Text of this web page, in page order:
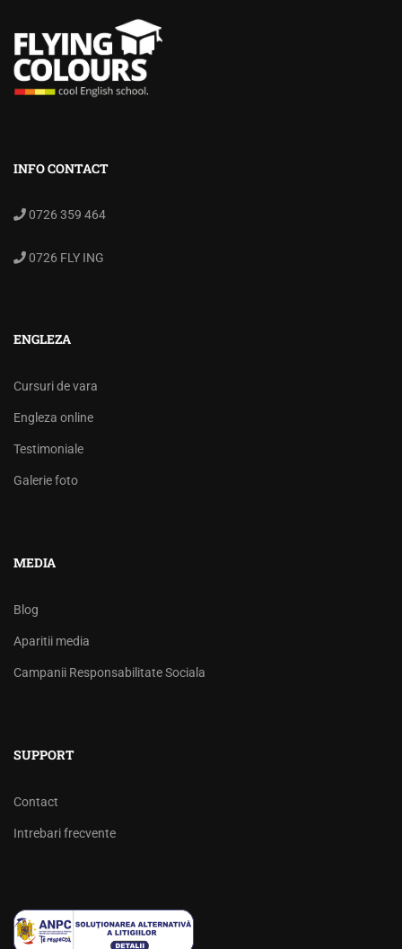
INFO CONTACT
0726 359 464
0726 FLY ING
ENGLEZA
Cursuri de vara
Engleza online
Testimoniale
Galerie foto
MEDIA
Blog
Aparitii media
Campanii Responsabilitate Sociala
SUPPORT
Contact
Intrebari frecvente